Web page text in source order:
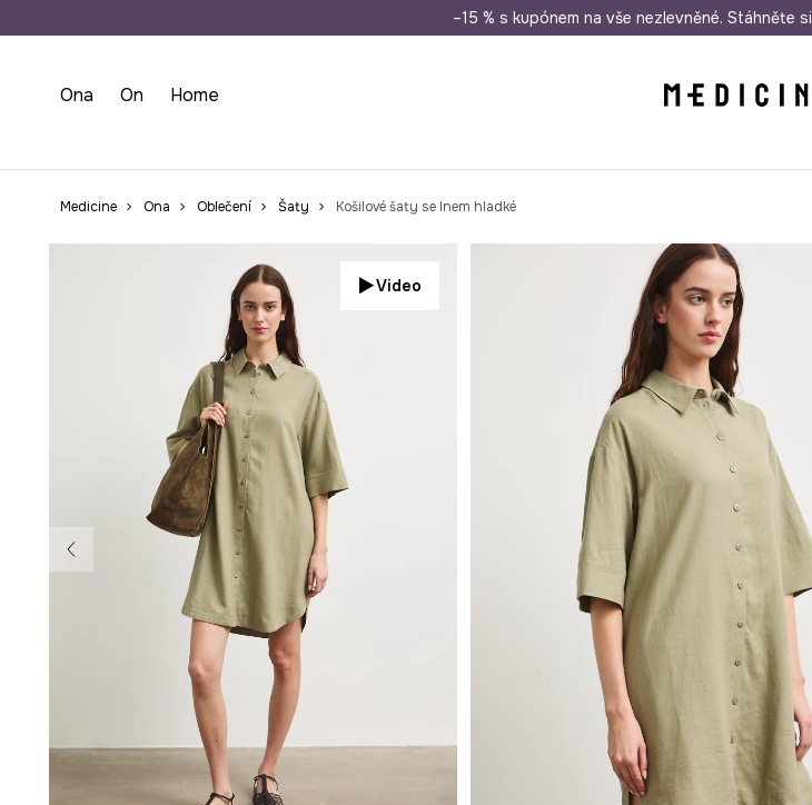
Doprava zdarma při nákupu nad 1 200 Kč Odeslání i
–15 % s kupónem na vše nezlevněné. Stáhněte
Ona On Home
Medicine Ona Oblečení Šaty Košilové šaty se lnem hladké
Video